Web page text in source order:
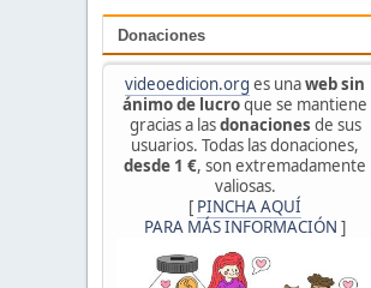
Donaciones
videoedicion.org es unaweb sin
ánimo de lucroque se mantiene
gracias a lasdonaciones de sus
usuarios. Todas las donaciones,
desde 1 €, son extremadamente
valiosas.
[ PINCHA AQUÍ
PARA MÁS INFORMACIÓN ]